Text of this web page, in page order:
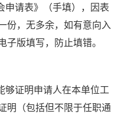
申请表》（手填），因表
份，无多余，如有意向入
子版填写，防止填错。
够证明申请人在本单位工
明（包括但不限于任职通